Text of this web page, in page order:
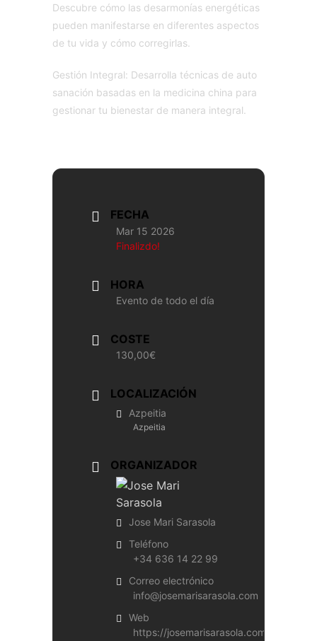
Descubre cómo las desarmonías energéticas
pueden manifestarse en diferentes aspectos
de tu vida y cómo corregirlas.
Gestión Integral: Desarrolla técnicas de auto
sanación basadas en la medicina china para
gestionar tu bienestar de manera integral.
FECHA
Mar 15 2026
Finalizdo!
HORA
Evento de todo el día
COSTE
130,00€
LOCALIZACIÓN
Azpeitia
Azpeitia
ORGANIZADOR
Jose Mari Sarasola
Teléfono
+34 636 14 22 99
Correo electrónico
info@josemarisarasola.com
Web
https://josemarisarasola.com/